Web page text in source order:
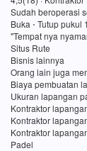
Sudah beroperasi
Buka ⋅ Tutup pukul
"Tempat nya
Situs Rute
Bisnis lainnya
Orang lain juga
Biaya pembuatan
Ukuran lapangan
Kontraktor
Kontraktor
Kontraktor
Padel